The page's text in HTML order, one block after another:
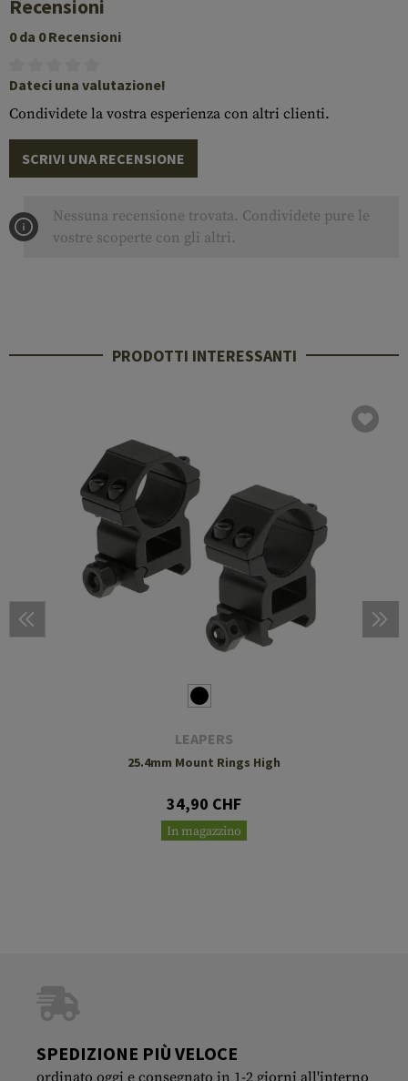
Recensioni
0 da 0 Recensioni
Dateci una valutazione!
Condividete la vostra esperienza con altri clienti.
SCRIVI UNA RECENSIONE
Nessuna recensione trovata. Condividete pure le
vostre scoperte con gli altri.
PRODOTTI INTERESSANTI
LEAPERS
25.4mm Mount Rings High
34,90 CHF
In magazzino
SPEDIZIONE PIÙ VELOCE
ordinato oggi e consegnato in 1-2 giorni all'interno